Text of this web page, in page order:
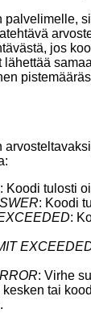
palvelimelle,
jos
lähettää
: Koodi tulosti
: Koodi
:
: Virhe
tai